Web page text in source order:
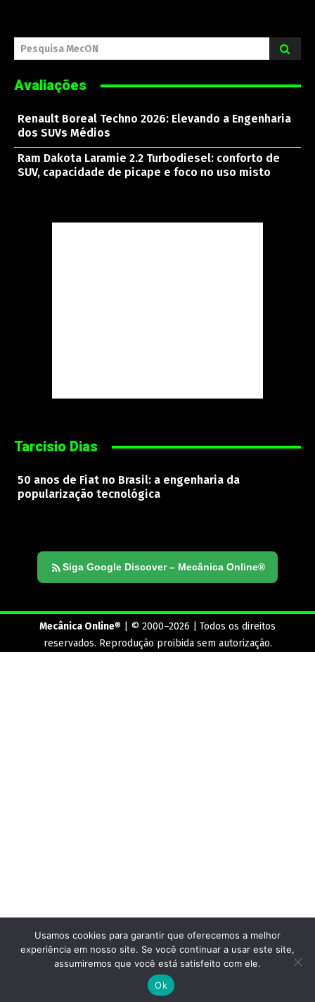
Pesquisa MecON
Avaliações
Renault Boreal Techno 2026: Elevando a Engenharia
dos SUVs Médios
Ram Dakota Laramie 2.2 Turbodiesel: conforto de
SUV, capacidade de picape e foco no uso misto
Tarcisio Dias
50 anos de Fiat no Brasil: a engenharia da
popularização tecnológica
Siga Google Discover – Mecânica Online®
Mecânica Online® | © 2000–2026 | Todos os direitos
reservados. Reprodução proibida sem autorização.
Usamos cookies para garantir que oferecemos a melhor
experiência em nosso site. Se você continuar a usar este site,
assumiremos que você está satisfeito com ele.
Ok